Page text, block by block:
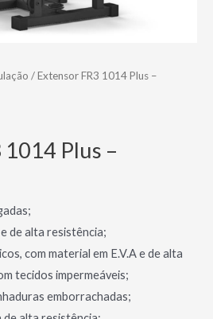
/ Extensor FR3 1014 Plus –
Plus –
de alta resistência;
com material em E.V.A e de alta
tecidos impermeáveis;
emborrachadas;